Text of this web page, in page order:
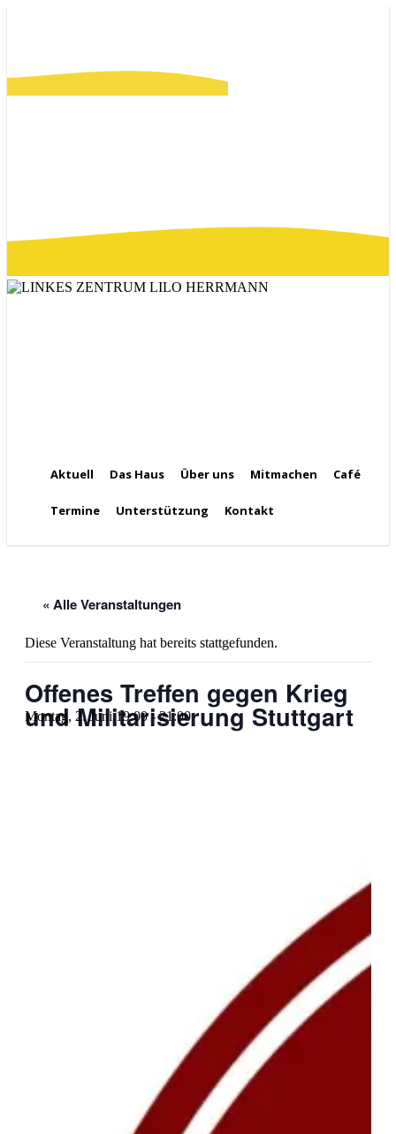
Aktuell Das Haus Über uns Mitmachen Café
Termine Unterstützung Kontakt
« Alle Veranstaltungen
Diese Veranstaltung hat bereits stattgefunden.
Offenes Treffen gegen Krieg
und Militarisierung Stuttgart
Montag, 2. Juni,19:00-21:00